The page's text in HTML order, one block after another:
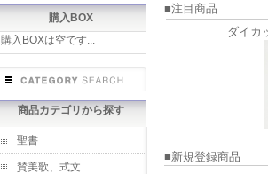
購入BOX
購入BOXは空です...
商品カテゴリから探す
聖書
賛美歌、式文
■注目商品
ダイカ
■新規登録商品